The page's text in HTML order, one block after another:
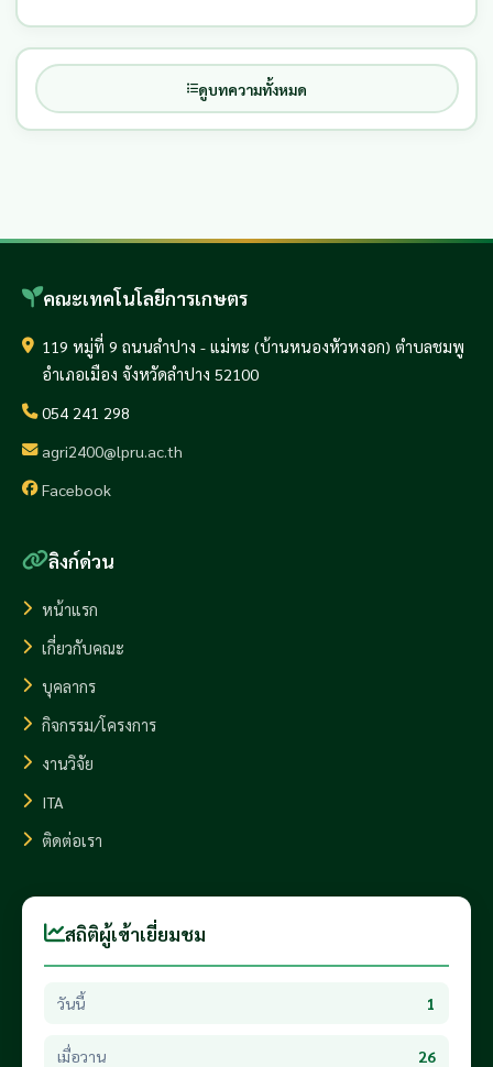
ดูบทความทั้งหมด
คณะเทคโนโลยีการเกษตร
119 หมู่ที่ 9 ถนนลำปาง - แม่ทะ (บ้านหนองหัวหงอก) ตำบลชมพู
อำเภอเมือง จังหวัดลำปาง 52100
054 241 298
agri2400@lpru.ac.th
Facebook
ลิงก์ด่วน
หน้าแรก
เกี่ยวกับคณะ
บุคลากร
กิจกรรม/โครงการ
งานวิจัย
ITA
ติดต่อเรา
สถิติผู้เข้าเยี่ยมชม
วันนี้ 1
เมื่อวาน 26